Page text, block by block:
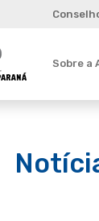
Sobre a